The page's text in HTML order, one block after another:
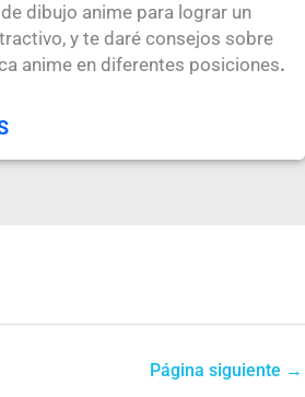
dibujo anime para lograr un
y te daré consejos sobre
anime en diferentes posiciones.
Página siguiente →